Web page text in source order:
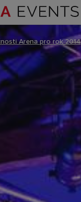
Arena pro rok 2014